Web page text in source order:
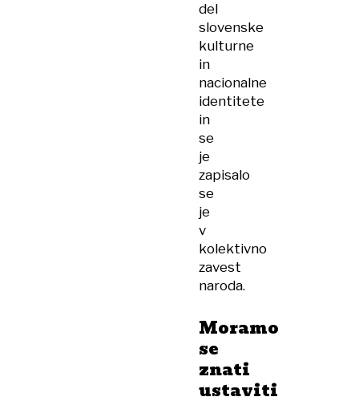
del
slovenske
kulturne
in
nacionalne
identitete
in
se
je
zapisalo
se
je
v
kolektivno
zavest
naroda.
Moramo
se
znati
ustaviti